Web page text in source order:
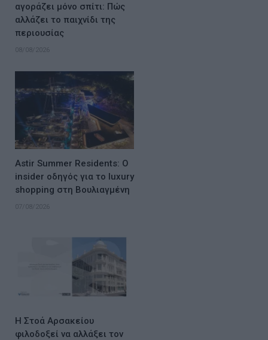
αγοράζει μόνο σπίτι: Πώς
αλλάζει το παιχνίδι της
περιουσίας
08/08/2026
Astir Summer Residents: Ο
insider οδηγός για το luxury
shopping στη Βουλιαγμένη
07/08/2026
Η Στοά Αρσακείου
φιλοδοξεί να αλλάξει τον